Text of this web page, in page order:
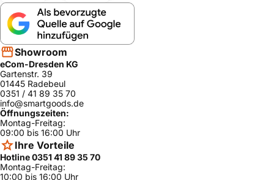
Showroom
eCom-Dresden KG
Gartenstr. 39
01445 Radebeul
0351 / 41 89 35 70
info@smartgoods.de
Öffnungszeiten:
Montag-Freitag:
09:00 bis 16:00 Uhr
Ihre Vorteile
Hotline 0351 41 89 35 70
Montag-Freitag:
10:00 bis 16:00 Uhr